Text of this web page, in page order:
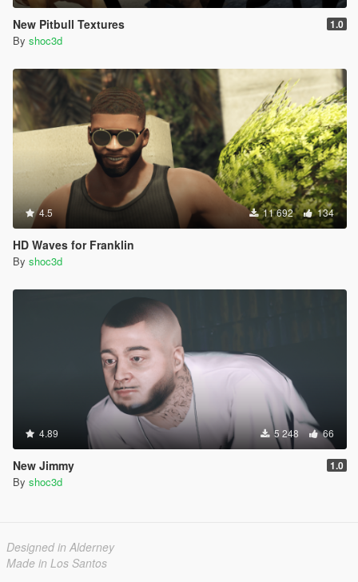
New Pitbull Textures 1.0
By shoc3d
4.5 11 692 134
HD Waves for Franklin
By shoc3d
4.89 5 248 66
New Jimmy 1.0
By shoc3d
Designed in Alderney
Made in Los Santos